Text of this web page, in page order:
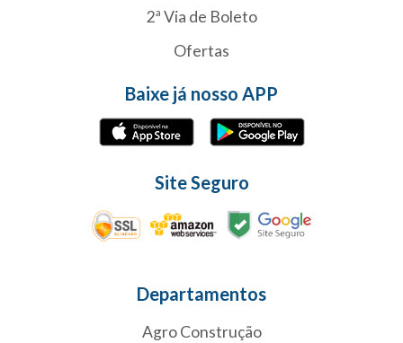
2ª Via de Boleto
Ofertas
Baixe já nosso APP
Site Seguro
Departamentos
Agro Construção